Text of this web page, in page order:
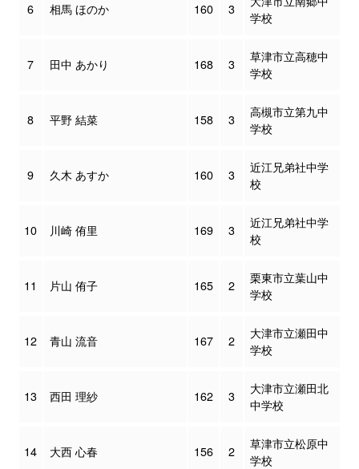
6 相馬 ほのか 160 3
学校
7 田中 あかり 168 3
草津市立高穂中
学校
8 平野 結菜 158 3
高槻市立第九中
学校
9 久木 あすか 160 3
近江兄弟社中学
校
10 川崎 侑里 169 3
近江兄弟社中学
校
11 片山 侑子 165 2
栗東市立葉山中
学校
12 青山 流音 167 2
大津市立瀬田中
学校
13 西田 理紗 162 3
大津市立瀬田北
中学校
14 大西 心春 156 2
草津市立松原中
学校